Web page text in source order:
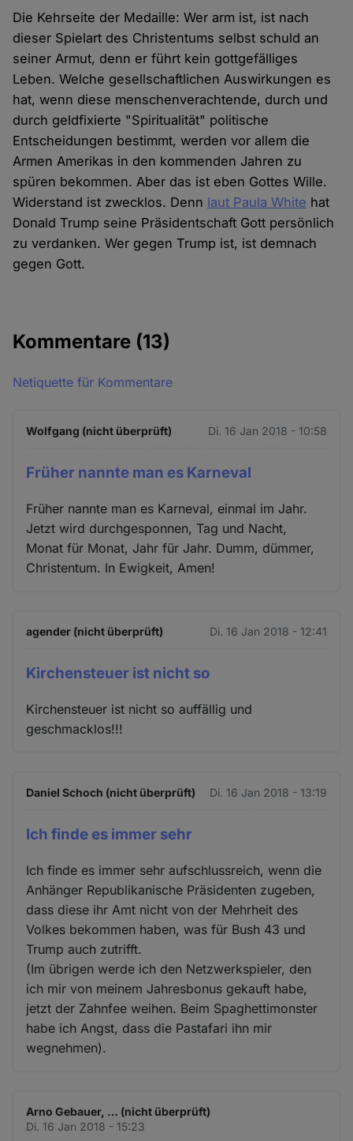
Die Kehrseite der Medaille: Wer arm ist, ist nach
dieser Spielart des Christentums selbst schuld an
seiner Armut, denn er führt kein gottgefälliges
Leben. Welche gesellschaftlichen Auswirkungen es
hat, wenn diese menschenverachtende, durch und
durch geldfixierte "Spiritualität" politische
Entscheidungen bestimmt, werden vor allem die
Armen Amerikas in den kommenden Jahren zu
spüren bekommen. Aber das ist eben Gottes Wille.
Widerstand ist zwecklos. Denn laut Paula White hat
Donald Trump seine Präsidentschaft Gott persönlich
zu verdanken. Wer gegen Trump ist, ist demnach
gegen Gott.
Kommentare (13)
Netiquette für Kommentare
Wolfgang (nicht überprüft) Di. 16 Jan 2018 - 10:58
Früher nannte man es Karneval
Früher nannte man es Karneval, einmal im Jahr.
Jetzt wird durchgesponnen, Tag und Nacht,
Monat für Monat, Jahr für Jahr. Dumm, dümmer,
Christentum. In Ewigkeit, Amen!
agender (nicht überprüft) Di. 16 Jan 2018 - 12:41
Kirchensteuer ist nicht so
Kirchensteuer ist nicht so auffällig und
geschmacklos!!!
Daniel Schoch (nicht überprüft) Di. 16 Jan 2018 - 13:19
Ich finde es immer sehr
Ich finde es immer sehr aufschlussreich, wenn die
Anhänger Republikanische Präsidenten zugeben,
dass diese ihr Amt nicht von der Mehrheit des
Volkes bekommen haben, was für Bush 43 und
Trump auch zutrifft.
(Im übrigen werde ich den Netzwerkspieler, den
ich mir von meinem Jahresbonus gekauft habe,
jetzt der Zahnfee weihen. Beim Spaghettimonster
habe ich Angst, dass die Pastafari ihn mir
wegnehmen).
Arno Gebauer, … (nicht überprüft)
Di. 16 Jan 2018 - 15:23